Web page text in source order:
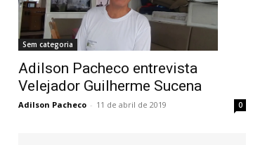
Sem categoria
Adilson Pacheco entrevista
Velejador Guilherme Sucena
Adilson Pacheco - 11 de abril de 2019 0